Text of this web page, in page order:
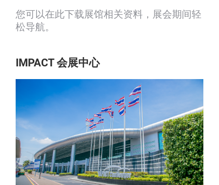
您可以在此下载展馆相关资料，展会期间轻
松导航。
IMPACT 会展中心